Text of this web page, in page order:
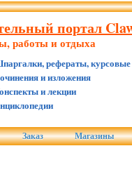
портал
работы и отдыха
рефераты, курсовые
и изложения
и лекции
Заказ Магазины